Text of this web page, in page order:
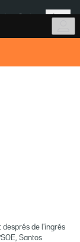
Més
després de l'ingrés
Santos